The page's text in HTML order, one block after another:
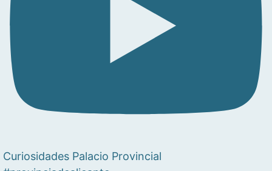
Curiosidades Palacio Provincial